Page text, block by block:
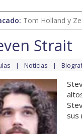
Tom Holland y
Strait
Noticias
sus